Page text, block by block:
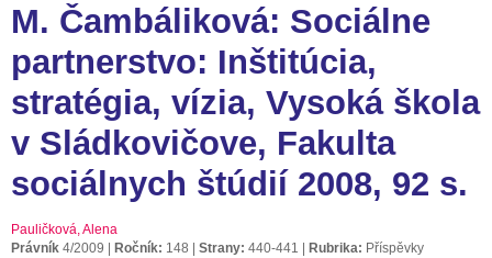
M. Čambáliková: Sociálne
partnerstvo: Inštitúcia,
stratégia, vízia, Vysoká škola
v Sládkovičove, Fakulta
sociálnych štúdií 2008, 92 s.
Pauličková, Alena
Právník 4/2009 Ročník: 148 Strany: 440-441 Rubrika: Příspěvky